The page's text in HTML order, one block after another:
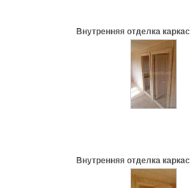
Внутренняя отделка
Внутренняя отделка